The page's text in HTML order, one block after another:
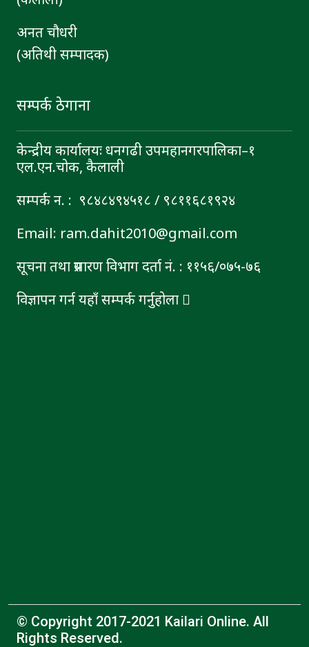
अनत चौधरी
(अतिथी सम्पादक)
सम्पर्क ठेगाना
केन्द्रीय कार्यालयः धनगढी उपमहानगरपालिका–१
एल.एन.चोक, कैलाली
सम्पर्क न. : ९८४८४९४५१८ / ९८११६८१९२४
Email: ram.dahit2010@gmail.com
सूचना तथा प्रसारण विभाग दर्ता नं. : ११५६/०७५-७६
विज्ञापन गर्न यहाँ सम्पर्क गर्नुहोला
© Copyright 2017-2021 Kailari Online. All
Rights Reserved.